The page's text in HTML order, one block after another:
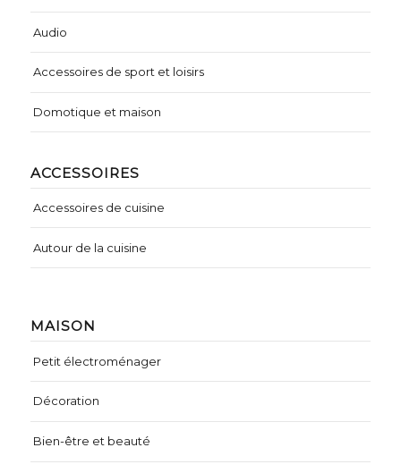
MAISON
Petit électroménager
Décoration
Bien-être et beauté
Audio
Accessoires de sport et loisirs
Domotique et maison
ACCESSOIRES
Accessoires de cuisine
Autour de la cuisine